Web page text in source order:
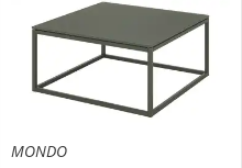
MONDO